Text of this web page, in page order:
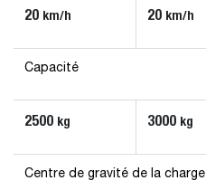
20 km/h 20 km/h
Capacité
2500 kg 3000 kg
Centre de gravité de la charge